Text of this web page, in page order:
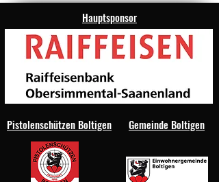
Hauptsponsor
Pistolenschützen Boltigen Gemeinde Boltigen